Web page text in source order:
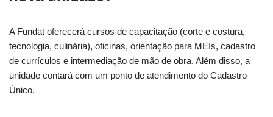
A Fundat oferecerá cursos de capacitação (corte e costura,
tecnologia, culinária), oficinas, orientação para MEIs, cadastro
de currículos e intermediação de mão de obra. Além disso, a
unidade contará com um ponto de atendimento do Cadastro
Único.